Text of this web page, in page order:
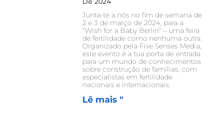
Junta-te a nós no fim de semana de
2 e 3 de março de 2024, para a
“Wish for a Baby Berlin” – uma feira
de fertilidade como nenhuma outra.
Organizado pela Five Senses Media,
este evento é a tua porta de entrada
para um mundo de conhecimentos
sobre construção de famílias, com
especialistas em fertilidade
nacionais e internacionais.
Lê mais "